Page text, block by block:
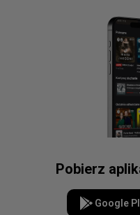
Pobierz
Google